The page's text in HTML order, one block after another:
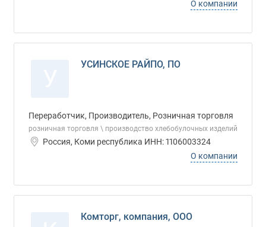
О компании
УСИНСКОЕ РАЙПО, ПО
Переработчик, Производитель, Розничная торговля
розничная торговля \ производство хлебобулочных изделий
Россия, Коми республика ИНН: 1106003324
О компании
Комторг, компания, ООО